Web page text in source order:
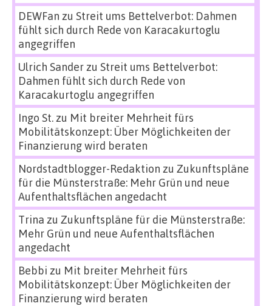
DEWFan zu Streit ums Bettelverbot: Dahmen
fühlt sich durch Rede von Karacakurtoglu
angegriffen
Ulrich Sanderzu Streit ums Bettelverbot:
Dahmen fühlt sich durch Rede von
Karacakurtoglu angegriffen
Ingo St.zu Mit breiter Mehrheit fürs
Mobilitätskonzept: Über Möglichkeiten der
Finanzierung wird beraten
Nordstadtblogger-Redaktion zu Zukunftspläne
für die Münsterstraße: Mehr Grün und neue
Aufenthaltsflächen angedacht
Trina zu Zukunftspläne für die Münsterstraße:
Mehr Grün und neue Aufenthaltsflächen
angedacht
Bebbi zu Mit breiter Mehrheit fürs
Mobilitätskonzept: Über Möglichkeiten der
Finanzierung wird beraten